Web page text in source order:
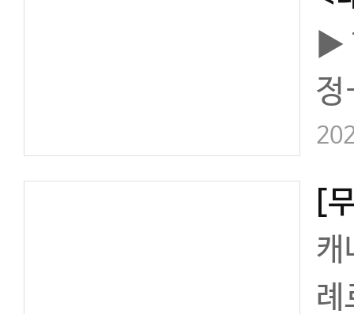
문
강
▶
정
직
살
캐
례